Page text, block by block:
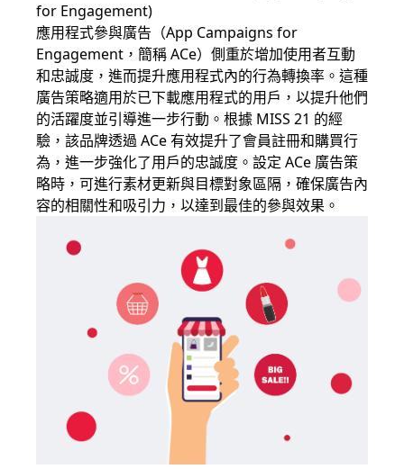
for Engagement)
應用程式參與廣告（App Campaigns for
Engagement，簡稱 ACe）側重於增加使用者互動
和忠誠度，進而提升應用程式內的行為轉換率。這種
廣告策略適用於已下載應用程式的用戶，以提升他們
的活躍度並引導進一步行動。根據 MISS 21 的經
驗，該品牌透過 ACe 有效提升了會員註冊和購買行
為，進一步強化了用戶的忠誠度。設定 ACe 廣告策
略時，可進行素材更新與目標對象區隔，確保廣告內
容的相關性和吸引力，以達到最佳的參與效果。